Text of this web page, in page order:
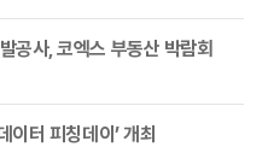
공사, 코엑스 부동산 박람회
터 피칭데이’ 개최